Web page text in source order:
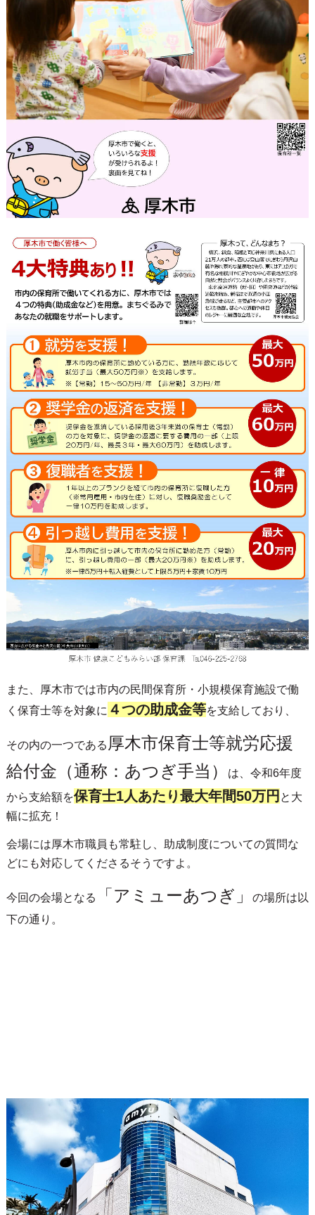
また、厚木市では市内の民間保育所・小規模保育施設で働
く保育士等を対象に ４つの助成金等を支給しており、
その内の一つである 厚木市保育士等就労応援
給付金（通称：あつぎ手当）
は、令和6年度
から支給額を保育士1人あたり最大年間50万円 と大
幅に拡充！
会場には厚木市職員も常駐し、助成制度についての質問な
どにも対応してくださるそうですよ。
今回の会場となる 「アミューあつぎ」
の場所は以
下の通り。